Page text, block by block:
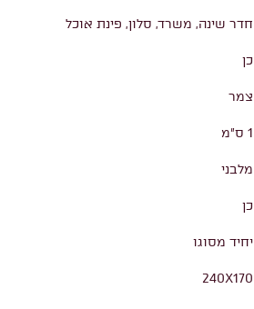
חדר שינה, משרד, סלון, פינת אוכל
כן
צמר
1 ס"מ
מלבני
כן
יחיד מסוגו
240X170